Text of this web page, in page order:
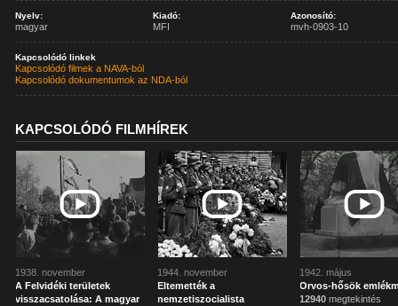
Nyelv:
magyar
Kiadó:
MFI
Azonosító:
mvh-0903-10
Kapcsolódó linkek
Kapcsolódó filmek a NAVA-ból
Kapcsolódó dokumentumok az NDA-ból
KAPCSOLÓDÓ FILMHÍREK
1938. november
A Felvidéki területek
visszacsatolása: A magyar
1944. november
Eltemették a
nemzetiszocialista
1942. május
Orvos-hősök
12940 megtekintés